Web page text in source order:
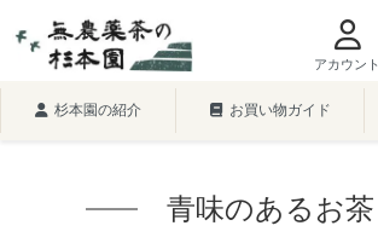
アカウント
杉本園の紹介 お買い物ガイド
青味のあるお茶